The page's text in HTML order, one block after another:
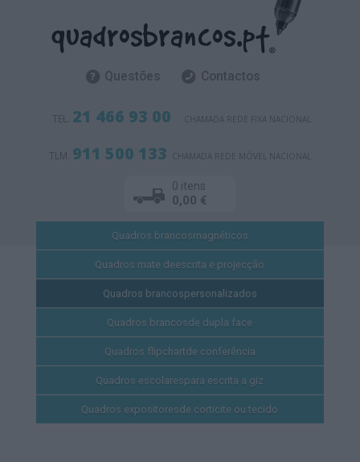
Questões Contactos
TEL. 21 466 93 00 CHAMADA REDE FIXA NACIONAL
TLM. 911 500 133 CHAMADA REDE MÓVEL NACIONAL
0 itens
0,00 €
Quadros brancosmagnéticos
Quadros mate deescrita e projecção
Quadros brancospersonalizados
Quadros brancosde dupla face
Quadros flipchartde conferência
Quadros escolarespara escrita a giz
Quadros expositoresde corticite ou tecido